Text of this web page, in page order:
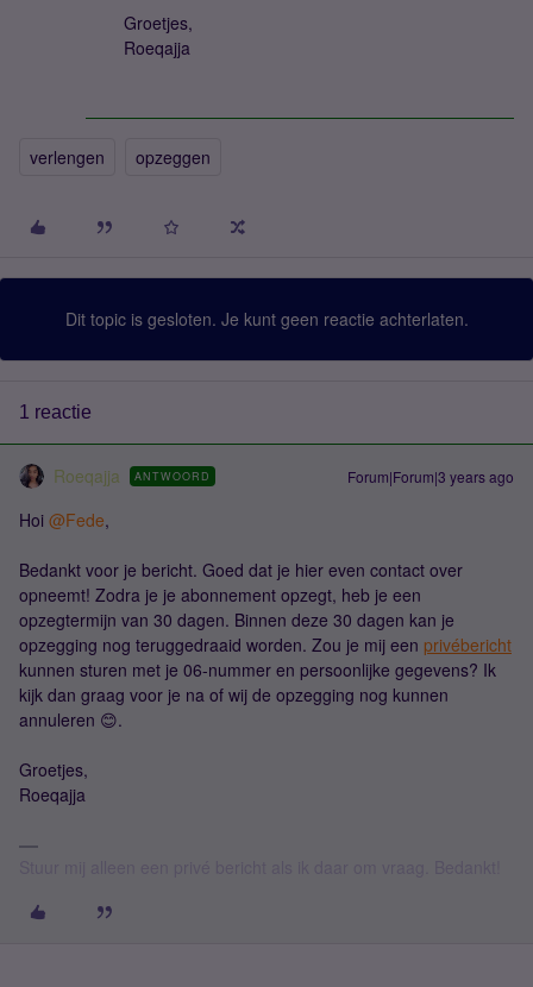
Groetjes,
Roeqajja
verlengen opzeggen
Dit topic is gesloten. Je kunt geen reactie achterlaten.
1 reactie
Roeqajja ANTWOORD Forum|Forum|3 years ago
Hoi @Fede,
Bedankt voor je bericht. Goed dat je hier even contact over
opneemt! Zodra je je abonnement opzegt, heb je een
opzegtermijn van 30 dagen. Binnen deze 30 dagen kan je
opzegging nog teruggedraaid worden. Zou je mij een privébericht
kunnen sturen met je 06-nummer en persoonlijke gegevens? Ik
kijk dan graag voor je na of wij de opzegging nog kunnen
annuleren 😊.
Groetjes,
Roeqajja